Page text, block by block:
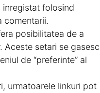
inregistat folosind
comentarii.
posibilitatea de a
Aceste setari se gasesc
de “preferinte” al
urmatoarele linkuri pot